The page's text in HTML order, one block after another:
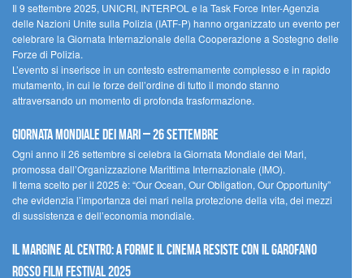
Il 9 settembre 2025, UNICRI, INTERPOL e la Task Force Inter-Agenzia
delle Nazioni Unite sulla Polizia (IATF-P) hanno organizzato un evento per
celebrare la Giornata Internazionale della Cooperazione a Sostegno delle
Forze di Polizia.
L’evento si inserisce in un contesto estremamente complesso e in rapido
mutamento, in cui le forze dell’ordine di tutto il mondo stanno
attraversando un momento di profonda trasformazione.
Giornata Mondiale dei Mari – 26 settembre
Ogni anno il 26 settembre si celebra la Giornata Mondiale dei Mari,
promossa dall’Organizzazione Marittima Internazionale (IMO).
Il tema scelto per il 2025 è: “Our Ocean, Our Obligation, Our Opportunity”
che evidenzia l’importanza dei mari nella protezione della vita, dei mezzi
di sussistenza e dell’economia mondiale.
Il margine al centro: a Forme il cinema resiste con il Garofano
Rosso Film Festival 2025